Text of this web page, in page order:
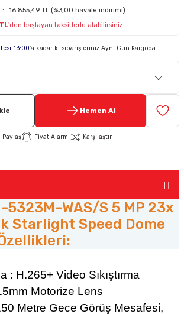
Keypad-Tuş Takımı Ürünler
16.855,49 TL (%3,00 havale indirimi)
'den başlayan taksitlerle alabilirsiniz.
13:00’a kadar ki siparişleriniz Aynı Gün Kargoda
Hemen Al
Paylaş Fiyat Alarmı
Karşılaştır
5323M-WAS/S 5 MP 23x
Starlight Speed Dome
: H.265+ Video Sıkıştırma
Motorize Lens
Metre Gece Görüş Mesafesi,